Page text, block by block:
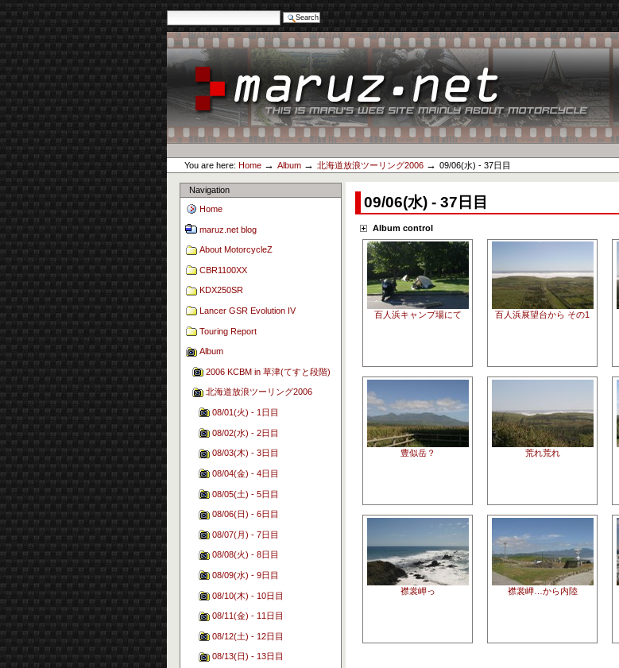
Advanced Search…
Skip
to
content.
to
navigation
maruz.net
Personal
tools
You are here: Home → Album → 北海道放浪ツーリング2006 → 09/06(水) - 37日目
Navigation
Home
maruz.net blog
About MotorcycleZ
CBR1100XX
KDX250SR
Lancer GSR Evolution IV
Touring Report
Album
2006 KCBM in 草津(てすと段階)
北海道放浪ツーリング2006
08/01(火) - 1日目
08/02(水) - 2日目
08/03(木) - 3日目
08/04(金) - 4日目
08/05(土) - 5日目
08/06(日) - 6日目
08/07(月) - 7日目
08/08(火) - 8日目
08/09(水) - 9日目
08/10(木) - 10日目
08/11(金) - 11日目
08/12(土) - 12日目
08/13(日) - 13日目
09/06(水) - 37日目
Album control
百人浜キャンプ場にて 百人浜展望台から その1
豊似岳？ 荒れ荒れ
襟裳岬っ 襟裳岬…から内陸